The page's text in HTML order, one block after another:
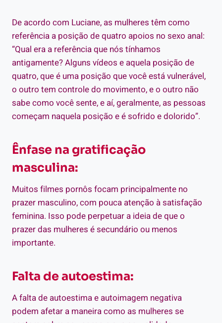
De acordo com Luciane, as mulheres têm como
referência a posição de quatro apoios no sexo anal:
“Qual era a referência que nós tínhamos
antigamente? Alguns vídeos e aquela posição de
quatro, que é uma posição que você está vulnerável,
o outro tem controle do movimento, e o outro não
sabe como você sente, e aí, geralmente, as pessoas
começam naquela posição e é sofrido e dolorido”.
Ênfase na gratificação
masculina:
Muitos filmes pornôs focam principalmente no
prazer masculino, com pouca atenção à satisfação
feminina. Isso pode perpetuar a ideia de que o
prazer das mulheres é secundário ou menos
importante.
Falta de autoestima:
A falta de autoestima e autoimagem negativa
podem afetar a maneira como as mulheres se